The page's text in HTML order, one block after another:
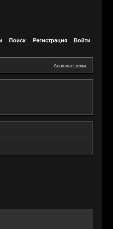
Поиск Регистрация Войти
Активные темы